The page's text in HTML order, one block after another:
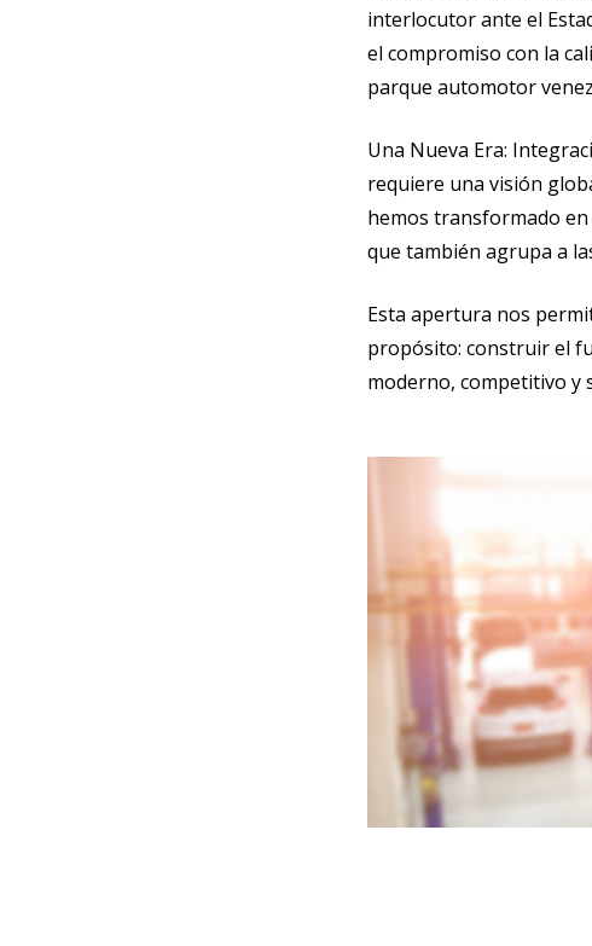
interlocutor ante el
el compromiso con la
parque automotor
Una Nueva Era:
requiere una visión
hemos transformado
que también agrupa a
Esta apertura nos
propósito: construir el
moderno, competitivo y